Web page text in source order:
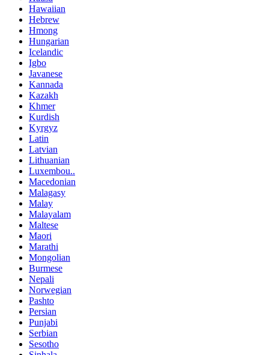
Hawaiian
Hebrew
Hmong
Hungarian
Icelandic
Igbo
Javanese
Kannada
Kazakh
Khmer
Kurdish
Kyrgyz
Latin
Latvian
Lithuanian
Luxembou..
Macedonian
Malagasy
Malay
Malayalam
Maltese
Maori
Marathi
Mongolian
Burmese
Nepali
Norwegian
Pashto
Persian
Punjabi
Serbian
Sesotho